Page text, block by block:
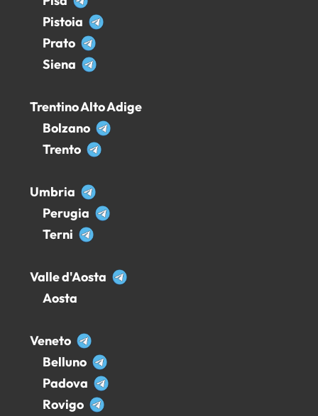
Pistoia
Prato
Siena
Trentino Alto Adige
Bolzano
Trento
Umbria
Perugia
Terni
Valle d'Aosta
Aosta
Veneto
Belluno
Padova
Rovigo